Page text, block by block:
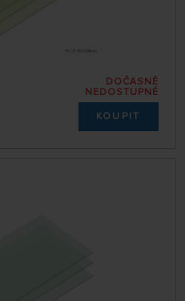
DOČASNĚ
NEDOSTUPNÉ
KOUPIT